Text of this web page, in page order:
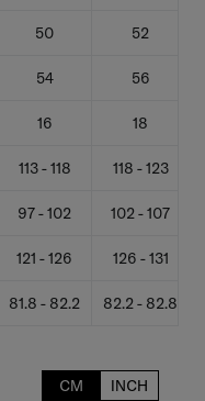
50 52
54 56
16 18
113 - 118 118 - 123
97 - 102 102 - 107
121 - 126 126 - 131
81.8 - 82.2 82.2 - 82.8
CM INCH